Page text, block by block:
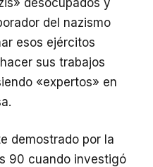
del nazismo
esos ejércitos
sus trabajos
«expertos» en
demostrado por la
90 cuando investigó